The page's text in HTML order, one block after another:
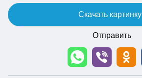
Скачать картинку
Отправить